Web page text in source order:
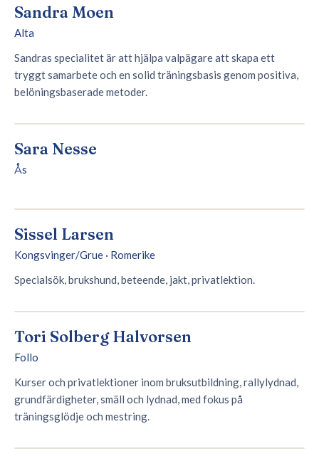
Sandra Moen
Alta
Sandras specialitet är att hjälpa valpägare att skapa ett
tryggt samarbete och en solid träningsbasis genom positiva,
belöningsbaserade metoder.
Sara Nesse
Ås
Sissel Larsen
Kongsvinger/Grue · Romerike
Specialsök, brukshund, beteende, jakt, privatlektion.
Tori Solberg Halvorsen
Follo
Kurser och privatlektioner inom bruksutbildning, rallylydnad,
grundfärdigheter, smäll och lydnad, med fokus på
träningsglödje och mestring.